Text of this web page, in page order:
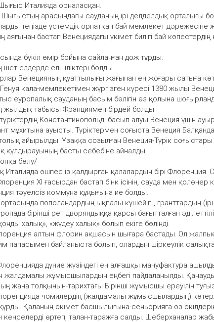
Италияда орналасқан.
арасындағы сауданың ірі делделдық орталығы
теңізде үстемдік орнатқан бай мемлекет дәрежесіне
аяғынан бастап Венециядағы үкімет билігі бай
бүкіл өмір бойына сайланған дож тұрды.
елдерде елшіліктері болды.
Венецияның қуаттылығы жағынан ең жоғары сатыға
қала-мемлекетімен жүргізген күресі 1380 жылы
еуропалық сауданың басым бөлігін өз қолына
жылдық табысы Франциямен бірдей болды.
Константинопольді басып алуы Венеция үшін
мұхитына ауысты. Түріктермен соғыста Венеция
толық айырылды. Ұзаққа созылған Венеция-Түрік
құлдырауының басты себебіне айналды.
бөлу/
Италияда өшпес із қалдырған қалалардың бірі
ХІ ғасырдан бастап бінк ісінің, сауда мен
тәуелсіз коммуна құқығына ие болды.
ортасында пополандардың ықпалы күшейіп , гранттардың
бірінші рет дворяндыққа қарсы бағытталған
халық», «жүдеу халық» болып екіге бөлінді.
алтын флорин ақшасын шығара бастады. Ол
папасымен байланыста болып, олардың шіркеулік
дүние жүзіндегі ең алғашқы мануфактура
жалдамалы жұмысшылардың еңбегі пайдаланылды.
жаңа толқынын-тарихтағы Бірінші жұмысшы ереуілін
чомилердің (жалдамалы жұмысшылардың)
Қаланың өкімет басшылығына-сеньорияға өз
кеңселерді өртеп, талан-таражға салды. Шеберханалар